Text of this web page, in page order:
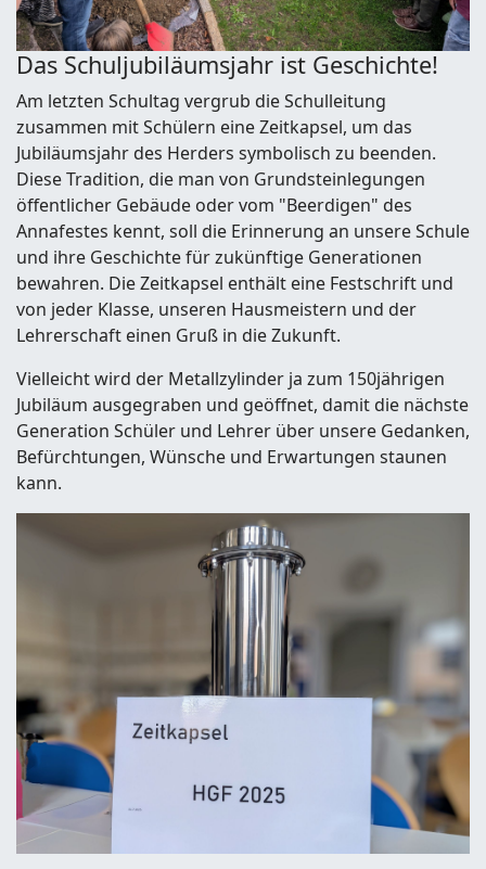
Das Schuljubiläumsjahr ist Geschichte!
Am letzten Schultag vergrub die Schulleitung
zusammen mit Schülern eine Zeitkapsel, um das
Jubiläumsjahr des Herders symbolisch zu beenden.
Diese Tradition, die man von Grundsteinlegungen
öffentlicher Gebäude oder vom "Beerdigen" des
Annafestes kennt, soll die Erinnerung an unsere Schule
und ihre Geschichte für zukünftige Generationen
bewahren. Die Zeitkapsel enthält eine Festschrift und
von jeder Klasse, unseren Hausmeistern und der
Lehrerschaft einen Gruß in die Zukunft.
Vielleicht wird der Metallzylinder ja zum 150jährigen
Jubiläum ausgegraben und geöffnet, damit die nächste
Generation Schüler und Lehrer über unsere Gedanken,
Befürchtungen, Wünsche und Erwartungen staunen
kann.